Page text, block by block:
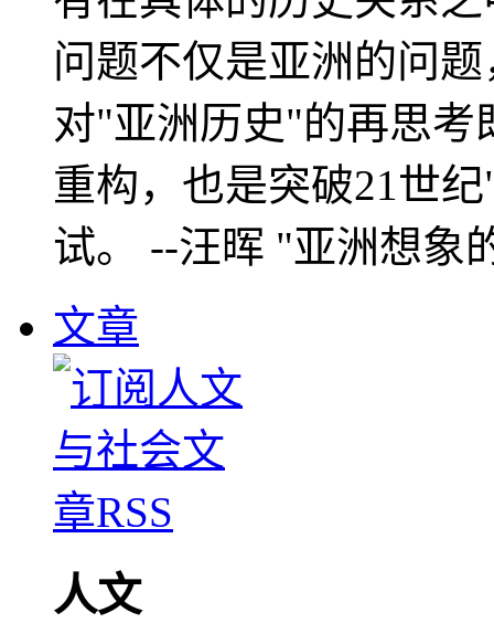
问题不仅是亚洲的问
对"亚洲历史"的再思考
重构，也是突破21世
试。 --汪晖 "亚洲想象
文章
人文